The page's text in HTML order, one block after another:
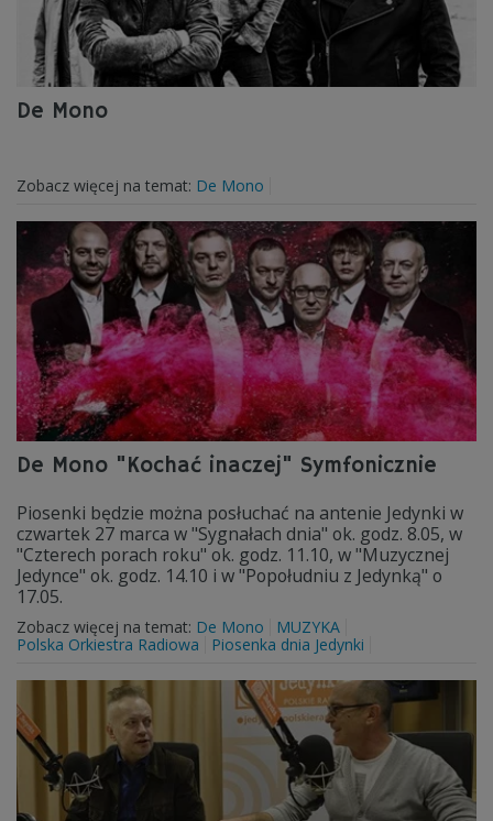
De Mono
Zobacz więcej na temat: De Mono
De Mono "Kochać inaczej" Symfonicznie
Piosenki będzie można posłuchać na antenie Jedynki w
czwartek 27 marca w "Sygnałach dnia" ok. godz. 8.05, w
"Czterech porach roku" ok. godz. 11.10, w "Muzycznej
Jedynce" ok. godz. 14.10 i w "Popołudniu z Jedynką" o
17.05.
Zobacz więcej na temat: De Mono
MUZYKA
Polska Orkiestra Radiowa
Piosenka dnia Jedynki